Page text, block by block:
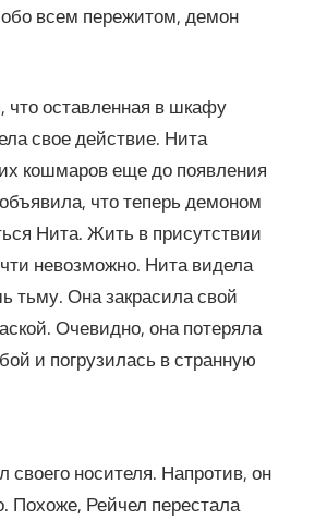
всем пережитом, демон
что оставленная в шкафу
свое действие. Нита
кошмаров еще до появления
что теперь демоном
Нита. Жить в присутствии
невозможно. Нита видела
тьму. Она закрасила свой
Очевидно, она потеряла
и погрузилась в странную
носителя. Напротив, он
Похоже, Рейчел перестала